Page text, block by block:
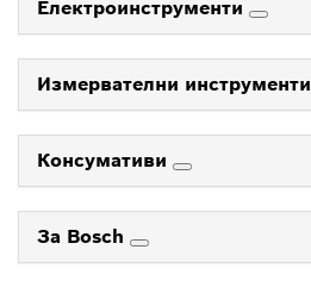
Електроинструменти
Измервателни инструменти
Консумативи
За Bosch